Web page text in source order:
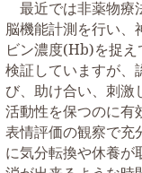
最近では非薬物療
脳機能計測を行い、
ビン濃度(Hb)を捉
検証していますが、
び、助け合い、刺激
活動性を保つのに有
表情評価の観察で充
に気分転換や休養が